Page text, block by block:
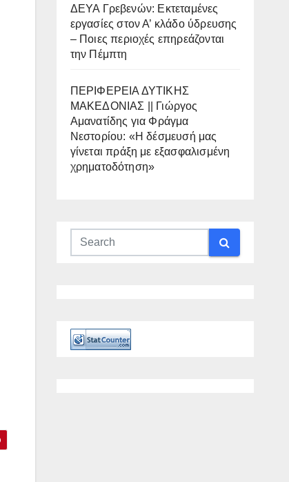
ΔΕΥΑ Γρεβενών: Εκτεταμένες
εργασίες στον Α’ κλάδο ύδρευσης
– Ποιες περιοχές επηρεάζονται
την Πέμπτη
ΠΕΡΙΦΕΡΕΙΑ ΔΥΤΙΚΗΣ
ΜΑΚΕΔΟΝΙΑΣ || Γιώργος
Αμανατίδης για Φράγμα
Νεστορίου: «Η δέσμευσή μας
γίνεται πράξη με εξασφαλισμένη
χρηματοδότηση»